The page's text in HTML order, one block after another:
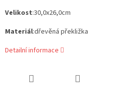
Velikost:30,0x26,0cm
Materiál:dřevěná překližka
Detailní informace